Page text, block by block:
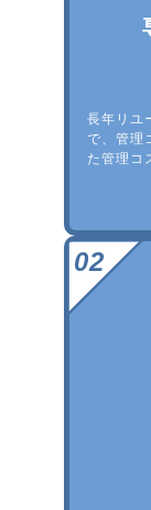
長年リユ
で、管理
た管理コ